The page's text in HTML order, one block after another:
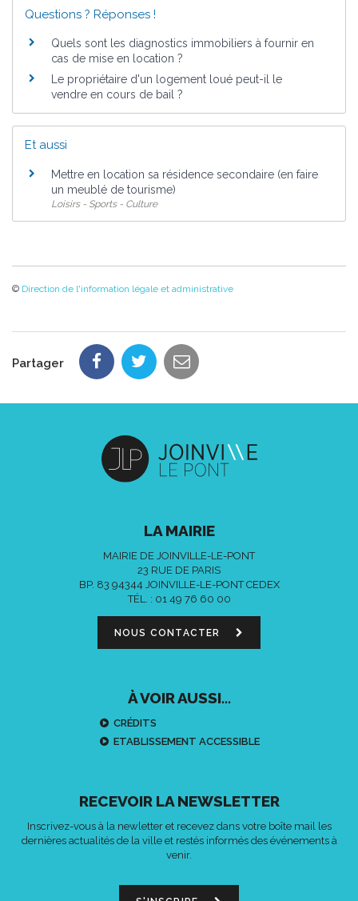
Questions ? Réponses !
Quels sont les diagnostics immobiliers à fournir en
cas de mise en location ?
Le propriétaire d'un logement loué peut-il le
vendre en cours de bail ?
Et aussi
Mettre en location sa résidence secondaire (en faire
un meublé de tourisme)
Loisirs - Sports - Culture
© Direction de l'information légale et administrative
Partager
LA MAIRIE
MAIRIE DE JOINVILLE-LE-PONT
23 RUE DE PARIS
BP. 83 94344 JOINVILLE-LE-PONT CEDEX
TÉL. : 01 49 76 60 00
NOUS CONTACTER
À VOIR AUSSI...
CRÉDITS
ETABLISSEMENT ACCESSIBLE
RECEVOIR LA NEWSLETTER
Inscrivez-vous à la newletter et recevez dans votre boîte mail les
dernières actualités de la ville et restés informés des événements à
venir.